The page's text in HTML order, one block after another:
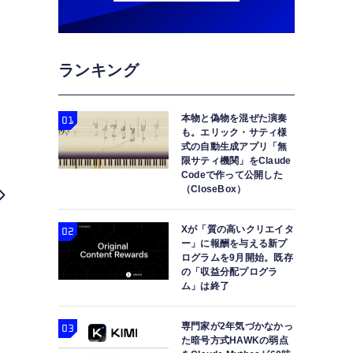
ランキング
本物と偽物を混ぜた演奏
も。エリック・サティ様
式の自動生成アプリ「無
限サティ機関」をClaude
Codeで作って公開した
（CloseBox）
Xが「質の高いクリエイタ
ー」に報酬を与える新プ
ログラムを9月開始。既存
の「収益分配プログラ
ム」は終了
専門家が2年気づかなかっ
た暗号方式HAWKの弱点